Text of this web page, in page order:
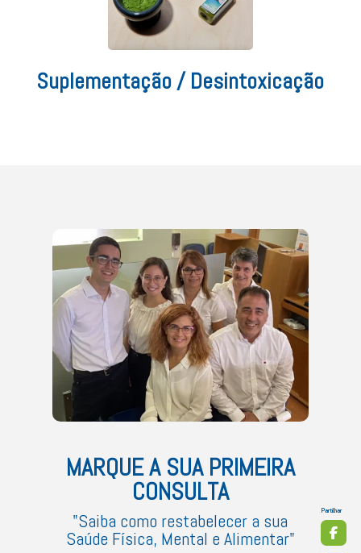
Suplementação / Desintoxicação
MARQUE A SUA PRIMEIRA
CONSULTA
"Saiba como restabelecer a sua
Saúde Física, Mental e Alimentar"
Partilhar